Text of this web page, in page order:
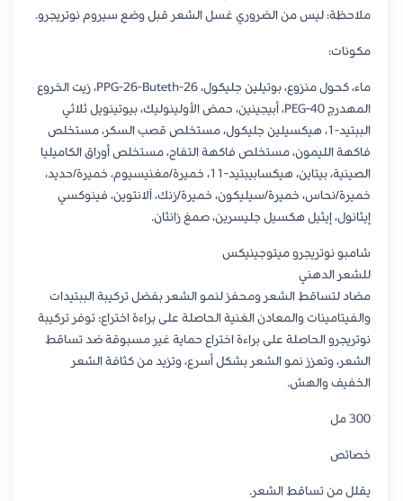
ملاحظة: ليس من الضروري غسل الشعر قبل وضع سيروم نوتريجرو.
مكونات:
ماء، كحول منزوع، بوتيلين جليكول، PPG-26-Buteth-26، زيت الخروع
المهدرج PEG-40، أبيجينين، حمض الأولينوليك، بيوتينويل ثلاثي
الببتيد-1، هيكسيلين جليكول، مستخلص قصب السكر، مستخلص
فاكهة الليمون، مستخلص فاكهة التفاح، مستخلص أوراق الكاميليا
الصينية، بيتاين، هيكسابيبتيد-11، خميرة/مغنيسيوم، خميرة/حديد،
خميرة/نحاس، خميرة/سيليكون، خميرة/زنك، آلانتوين، فينوكسي
إيثانول، إيثيل هكسيل جليسرين، صمغ زانثان.
شامبو نوتريجرو ميتوجينيكس
للشعر الدهني
مضاد لتساقط الشعر ومحفز لنمو الشعر بفضل تركيبة الببتيدات
والفيتامينات والمعادن الغنية الحاصلة على براءة اختراع: توفر تركيبة
نوتريجرو الحاصلة على براءة اختراع حماية غير مسبوقة ضد تساقط
الشعر، وتعزز نمو الشعر بشكل أسرع، وتزيد من كثافة الشعر
الخفيف والهش.
300 مل
خصائص
يقلل من تساقط الشعر.